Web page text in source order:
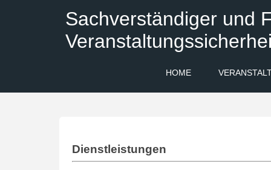
Sachverständiger und
HOME
Dienstleistungen